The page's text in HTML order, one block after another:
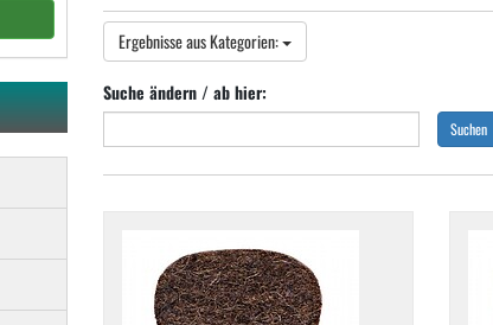
Ergebnisse aus Kategorien:
Suche ändern / ab hier:
Suchen